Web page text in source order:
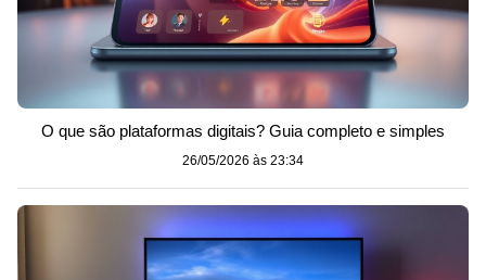
O que são plataformas digitais? Guia completo e simples
26/05/2026 às 23:34